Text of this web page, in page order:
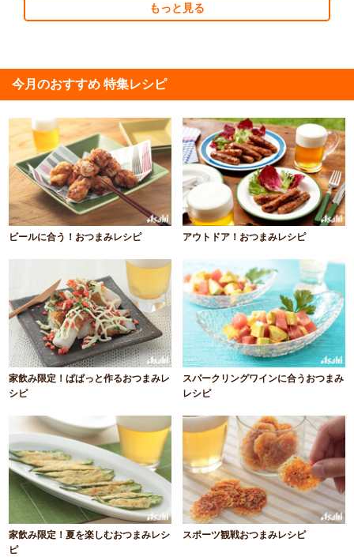
もっと見る
今月のおすすめ 特集レシピ
ビールに合う！おつまみレシピ アウトドア！おつまみレシピ
家飲み限定！ぱぱっと作るおつまみレ
シピ
スパークリングワインに合うおつまみ
レシピ
家飲み限定！夏を楽しむおつまみレシ
ピ
スポーツ観戦おつまみレシピ